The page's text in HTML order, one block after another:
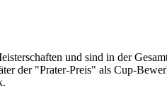
und sind in der
der "Prater-Preis" als Cup-